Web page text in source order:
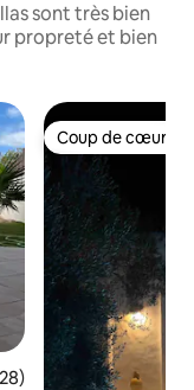
sont très bien
propreté et bien
moyenne sur la
Coup de cœur
Coup de cœur